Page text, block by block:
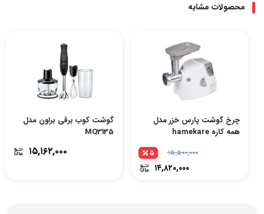
محصولات مشابه
چرخ گوشت پارس خزر مدل
همه کاره hamekare
۱۵,۵۰۰,۰۰۰
۱۴,۸۲۰,۰۰۰
۵
گوشت کوب برقی براون مدل
MQ3135
۱۵,۱۶۲,۰۰۰